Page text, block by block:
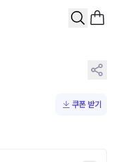
쿠폰 받기